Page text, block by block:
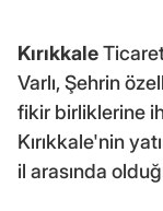
Kırıkkale
Varlı, Şehrin
fikir birliklerine
Kırıkkale'nin
il arasında